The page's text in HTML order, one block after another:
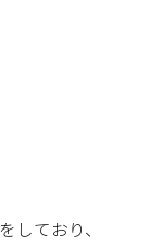
しており、